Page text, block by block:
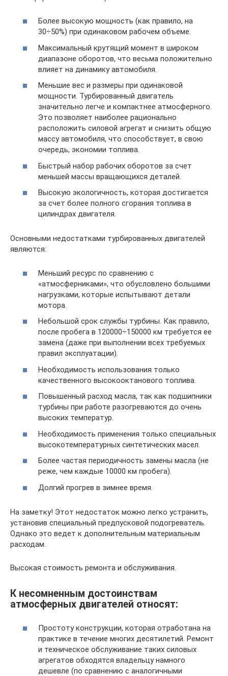
Более высокую мощность (как правило, на
30÷50%) при одинаковом рабочем объеме.
Максимальный крутящий момент в широком
диапазоне оборотов, что весьма положительно
влияет на динамику автомобиля.
Меньшие вес и размеры при одинаковой
мощности. Турбированный двигатель
значительно легче и компактнее атмосферного.
Это позволяет наиболее рационально
расположить силовой агрегат и снизить общую
массу автомобиля, что способствует, в свою
очередь, экономии топлива.
Быстрый набор рабочих оборотов за счет
меньшей массы вращающихся деталей.
Высокую экологичность, которая достигается
за счет более полного сгорания топлива в
цилиндрах двигателя.
Основными недостатками турбированных двигателей
являются:
Меньший ресурс по сравнению с
«атмосферниками», что обусловлено большими
нагрузками, которые испытывают детали
мотора.
Небольшой срок службы турбины. Как правило,
после пробега в 120000÷150000 км требуется ее
замена (даже при выполнении всех требуемых
правил эксплуатации).
Необходимость использования только
качественного высокооктанового топлива.
Повышенный расход масла, так как подшипники
турбины при работе разогреваются до очень
высоких температур.
Необходимость применения только специальных
высокотемпературных синтетических масел.
Более частая периодичность замены масла (не
реже, чем каждые 10000 км пробега).
Долгий прогрев в зимнее время.
На заметку! Этот недостаток можно легко устранить,
установив специальный предпусковой подогреватель.
Однако это ведет к дополнительным материальным
расходам.
Высокая стоимость ремонта и обслуживания.
К несомненным достоинствам
атмосферных двигателей относят:
Простоту конструкции, которая отработана на
практике в течение многих десятилетий. Ремонт
и техническое обслуживание таких силовых
агрегатов обходятся владельцу намного
дешевле (по сравнению с аналогичными